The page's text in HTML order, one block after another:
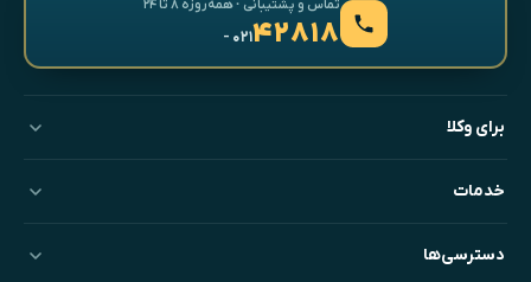
تماس و پشتیبانی · همه‌روزه ۸ تا ۲۴
۴۲۸۱۸- ۰۲۱
برای وکلا
خدمات
دسترسی‌ها